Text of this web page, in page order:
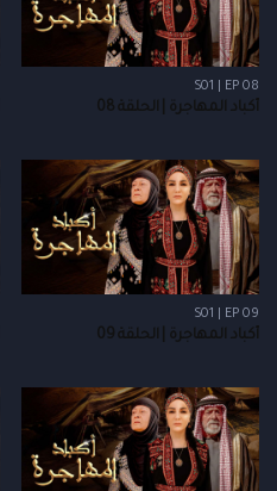
S01 | EP 08
أكباد المهاجرة | الحلقة 08
S01 | EP 09
أكباد المهاجرة | الحلقة 09